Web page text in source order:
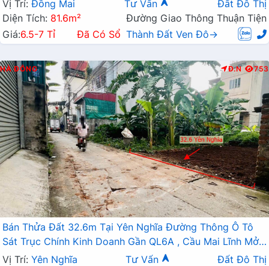
Vị Trí: Đồng Mai Tư Vấn
Đất Đô Thị
Diện Tích: 81.6m²
Đường Giao Thông Thuận Tiện
Giá:6.5-7 Tỉ Đã Có Sổ Thành Đất Ven Đô→
HÀ ĐÔNG Đ.N 753
Bán Thửa Đất 32.6m Tại Yên Nghĩa Đường Thông Ô Tô
Sát Trục Chính Kinh Doanh Gần QL6A , Cầu Mai Lĩnh Mở
Rộng
Vị Trí: Yên Nghĩa Tư Vấn
Đất Đô Thị